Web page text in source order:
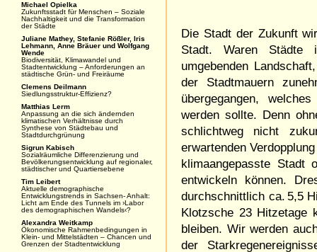
Die Stadt der Zukunft
Stadt. Waren Städte
umgebenden
der Stadtmauern
übergegangen,
werden sollte. Denn
schlichtweg nicht
erwartenden
klimaangepasste Stadt
entwickeln können.
durchschnittlich ca. 5,5
Klotzsche 23 Hitzetage
bleiben. Wir werden
der
Michael Opielka
Zukunftsstadt für Menschen – Soziale
Nachhaltigkeit und die Transformation
der Städte
Juliane Mathey, Stefanie Rößler, Iris
Lehmann, Anne Bräuer und Wolfgang
Wende
Biodiversität, Klimawandel und
Stadtentwicklung – Anforderungen an
städtische Grün- und Freiräume
Clemens Deilmann
Siedlungsstruktur-Effizienz?
Matthias Lerm
Anpassung an die sich ändernden
klimatischen Verhältnisse durch
Synthese von Städtebau und
Stadtdurchgrünung
Sigrun Kabisch
Sozialräumliche Differenzierung und
Bevölkerungsentwicklung auf regionaler,
städtischer und Quartiersebene
Tim Leibert
Aktuelle demographische
Entwicklungstrends in Sachsen- Anhalt:
Licht am Ende des Tunnels im ›Labor
des demographischen Wandels‹?
Alexandra Weitkamp
Ökonomische Rahmenbedingungen in
Klein- und Mittelstädten – Chancen und
Grenzen der Stadtentwicklung